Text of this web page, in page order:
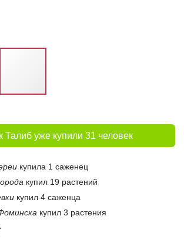
Талиб уже купили 31 человек
купила 1 саженец
купил 19 растений
купил 4 саженца
купил 3 растения